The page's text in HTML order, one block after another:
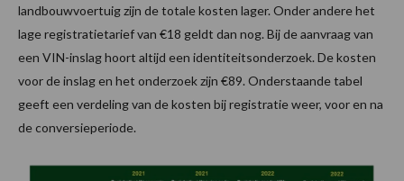
landbouwvoertuig zijn de totale kosten lager. Onder andere het
lage registratietarief van €18 geldt dan nog. Bij de aanvraag van
een VIN-inslag hoort altijd een identiteitsonderzoek. De kosten
voor de inslag en het onderzoek zijn €89. Onderstaande tabel
geeft een verdeling van de kosten bij registratie weer, voor en na
de conversieperiode.